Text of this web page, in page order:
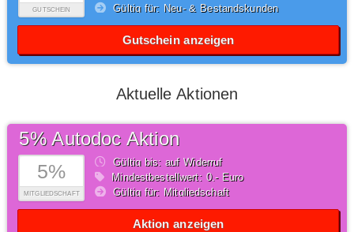
GUTSCHEIN
Gültig für: Neu- & Bestandskunden
Gutschein anzeigen
Aktuelle Aktionen
5%
MITGLIEDSCHAFT
5% Autodoc Aktion
Gültig bis: auf Widerruf
Mindestbestellwert: 0,- Euro
Gültig für: Mitgliedschaft
Aktion anzeigen